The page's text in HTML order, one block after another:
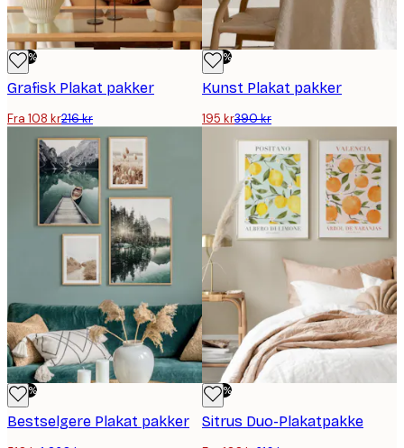
-50%
Grafisk Plakat pakker
Fra 108 kr216 kr
-50%
Kunst Plakat pakker
195 kr390 kr
-50%
Bestselgere Plakat pakker
-50%
Sitrus Duo-Plakatpakke